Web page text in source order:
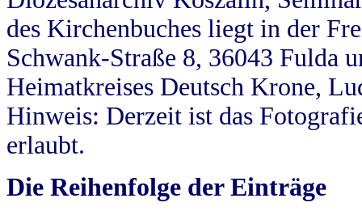
des Kirchenbuches liegt in der
Schwank-Straße 8, 36043 Fulda
Heimatkreises Deutsch Krone,
Hinweis: Derzeit ist das
erlaubt.
Die Reihenfolge der Einträge